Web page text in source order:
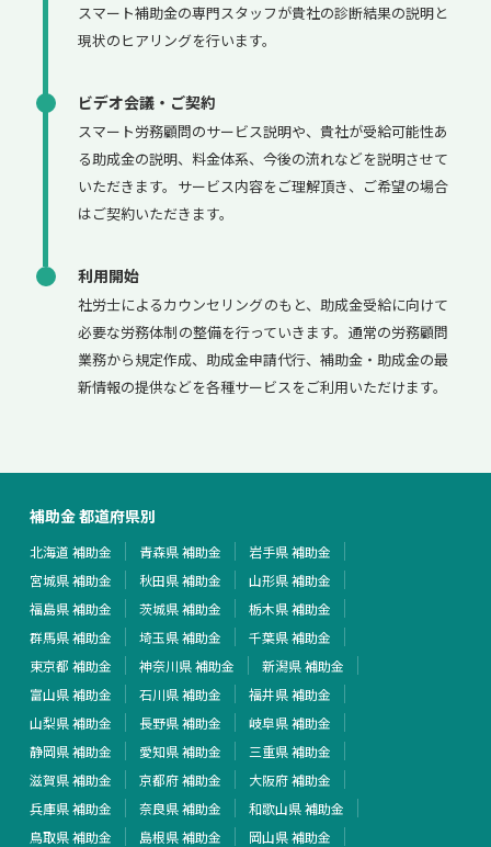
スマート補助金の専門スタッフが貴社の診断結果の説明と
現状のヒアリングを行います。
ビデオ会議・ご契約
スマート労務顧問のサービス説明や、貴社が受給可能性あ
る助成金の説明、料金体系、今後の流れなどを説明させて
いただきます。サービス内容をご理解頂き、ご希望の場合
はご契約いただきます。
利用開始
社労士によるカウンセリングのもと、助成金受給に向けて
必要な労務体制の整備を行っていきます。通常の労務顧問
業務から規定作成、助成金申請代行、補助金・助成金の最
新情報の提供などを各種サービスをご利用いただけます。
補助金 都道府県別
北海道 補助金 青森県 補助金
岩手県 補助金
宮城県 補助金
秋田県 補助金
山形県 補助金
福島県 補助金
茨城県 補助金
栃木県 補助金
群馬県 補助金
埼玉県 補助金
千葉県 補助金
東京都 補助金
神奈川県 補助金
新潟県 補助金
富山県 補助金
石川県 補助金
福井県 補助金
山梨県 補助金
長野県 補助金
岐阜県 補助金
静岡県 補助金
愛知県 補助金
三重県 補助金
滋賀県 補助金
京都府 補助金
大阪府 補助金
兵庫県 補助金
奈良県 補助金
和歌山県 補助金
鳥取県 補助金
島根県 補助金
岡山県 補助金